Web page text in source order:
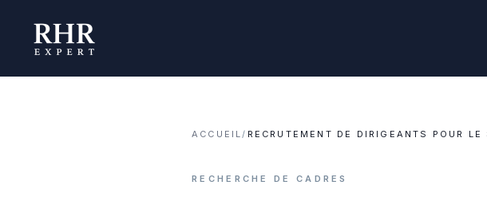
ACCUEIL/ RECRUTEMENT DE DIRIGEANTS POUR
RECHERCHE DE CADRES